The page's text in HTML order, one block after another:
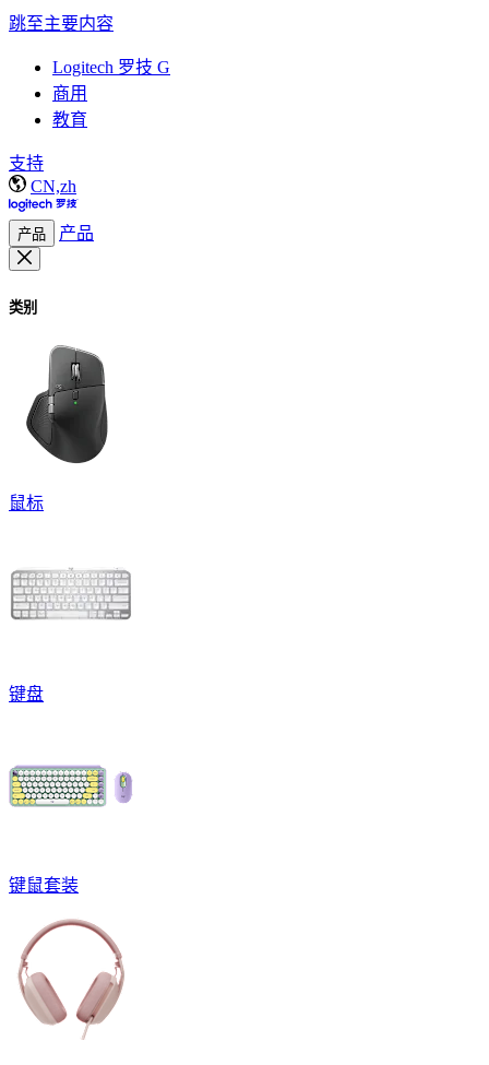
跳至主要内容
Logitech 罗技 G
商用
教育
支持
CN,zh
产品 产品
类别
鼠标
键盘
键鼠套装